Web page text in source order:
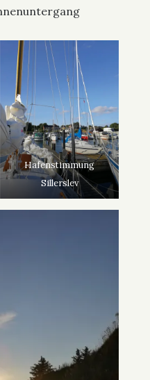
Hafenstimmung
Sillerslev